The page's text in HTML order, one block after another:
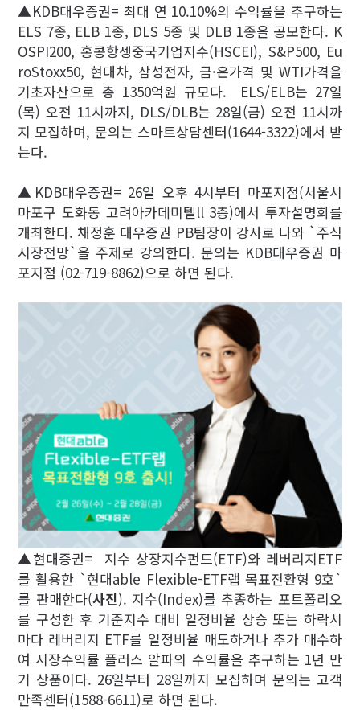
▲KDB대우증권= 최대 연 10.10%의 수익률을 추구하는
ELS 7종, ELB 1종, DLS 5종 및 DLB 1종을 공모한다. K
OSPI200, 홍콩항셍중국기업지수(HSCEI), S&P500, Eu
roStoxx50, 현대차, 삼성전자, 금·은가격 및 WTI가격을
기초자산으로 총 1350억원 규모다. ELS/ELB는 27일
(목) 오전 11시까지, DLS/DLB는 28일(금) 오전 11시까
지 모집하며, 문의는 스마트상담센터(1644-3322)에서 받
는다.
▲KDB대우증권= 26일 오후 4시부터 마포지점(서울시
마포구 도화동 고려아카데미텔ll 3층)에서 투자설명회를
개최한다. 채정훈 대우증권 PB팀장이 강사로 나와 `주식
시장전망`을 주제로 강의한다. 문의는 KDB대우증권 마
포지점 (02-719-8862)으로 하면 된다.
▲현대증권= 지수 상장지수펀드(ETF)와 레버리지ETF
를 활용한 `현대able Flexible-ETF랩 목표전환형 9호`
를 판매한다(사진). 지수(Index)를 추종하는 포트폴리오
를 구성한 후 기준지수 대비 일정비율 상승 또는 하락시
마다 레버리지 ETF를 일정비율 매도하거나 추가 매수하
여 시장수익률 플러스 알파의 수익률을 추구하는 1년 만
기 상품이다. 26일부터 28일까지 모집하며 문의는 고객
만족센터(1588-6611)로 하면 된다.